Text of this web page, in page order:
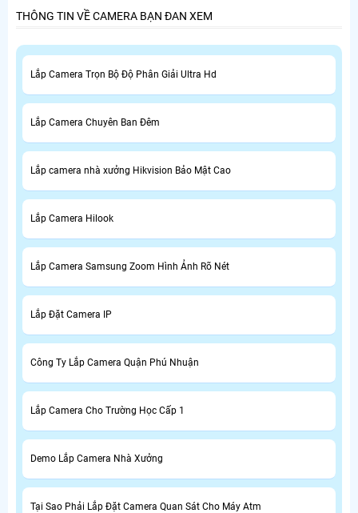
THÔNG TIN VỀ CAMERA BẠN ĐAN XEM
Lắp Camera Trọn Bộ Độ Phân Giải Ultra Hd
Lắp Camera Chuyên Ban Đêm
Lắp camera nhà xưởng Hikvision Bảo Mật Cao
Lắp Camera Hilook
Lắp Camera Samsung Zoom Hình Ảnh Rõ Nét
Lắp Đặt Camera IP
Công Ty Lắp Camera Quận Phú Nhuận
Lắp Camera Cho Trường Học Cấp 1
Demo Lắp Camera Nhà Xưởng
Tại Sao Phải Lắp Đặt Camera Quan Sát Cho Máy Atm